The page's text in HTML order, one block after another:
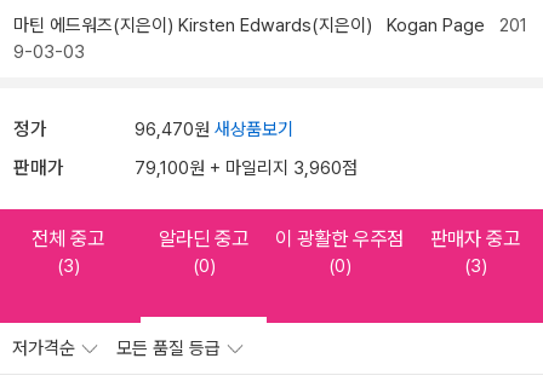
마틴 에드워즈(지은이) Kirsten Edwards(지은이) Kogan Page 201
9-03-03
정가 96,470원 새상품보기
판매가 79,100원 + 마일리지 3,960점
전체 중고
(3)
알라딘 중고
(0)
이 광활한 우주점
(0)
판매자 중고
(3)
저가격순 모든 품질 등급